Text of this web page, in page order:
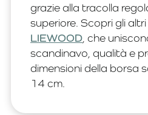
grazie alla tracolla
superiore. Scopri gli
LIEWOOD , che
scandinavo, qualità e
dimensioni della borsa
14 cm.